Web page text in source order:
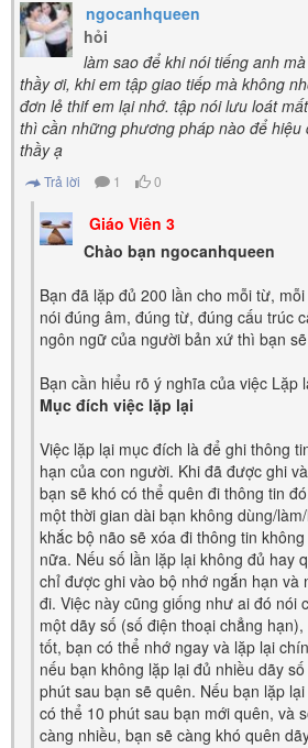
ngocanhqueen
hỏi
làm sao để khi nói tiếng anh
thầy ơi, khi em tập giao tiếp mà không
đơn lẻ thif em lại nhớ. tập nói lưu loát
thì cần những phương pháp nào để hiệu
thầy ạ
Trả lời 1 0
Giáo Viên 3
Chào bạn ngocanhqueen
Bạn đã lặp đủ 200 lần cho mỗi từ,
nói đúng âm, đúng từ, đúng cấu trúc
ngôn ngữ của người bản xứ thì bạn
Bạn cần hiểu rõ ý nghĩa của việc Lặp
Mục đích việc lặp lại
Việc lặp lại mục đích là để ghi thông
hạn của con người. Khi đã được ghi
bạn sẽ khó có thể quên đi thông tin
một thời gian dài bạn không dùng/
khắc bộ não sẽ xóa đi thông tin
nữa. Nếu số lần lặp lại không đủ hay
chỉ được ghi vào bộ nhớ ngắn hạn và
đi. Việc này cũng giống như ai đó nói
một dãy số (số điện thoại chẳng
tốt, bạn có thể nhớ ngay và lặp lại
nếu bạn không lặp lại đủ nhiều dãy
phút sau bạn sẽ quên. Nếu bạn lặp
có thể 10 phút sau bạn mới quên, và
càng nhiều, bạn sẽ càng khó quên